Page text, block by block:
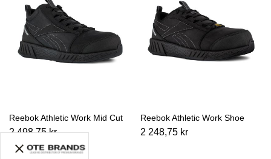
Reebok Athletic Work Mid Cut
2 498,75 kr
Reebok Athletic Work Shoe
2 248,75 kr